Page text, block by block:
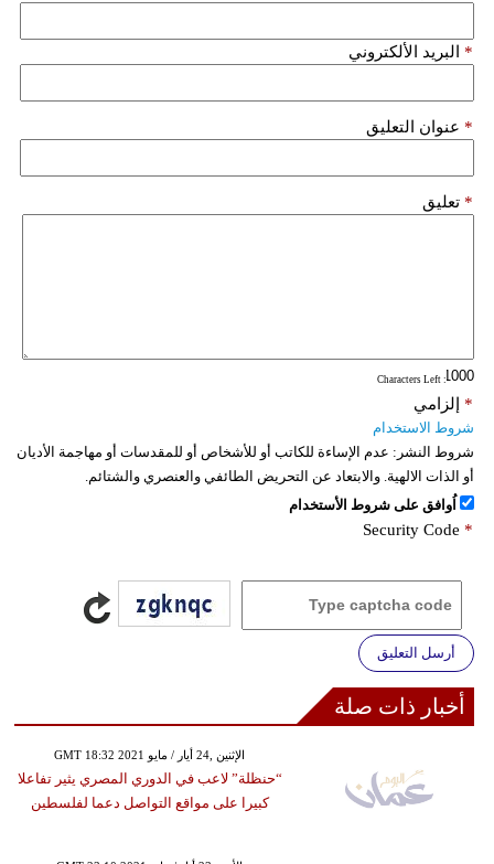
البريد الألكتروني *
عنوان التعليق *
تعليق *
: Characters Left
إلزامي *
شروط الاستخدام
شروط النشر: عدم الإساءة للكاتب أو للأشخاص أو للمقدسات أو مهاجمة الأديان
أو الذات الالهية. والابتعاد عن التحريض الطائفي والعنصري والشتائم.
اُوافق على شروط الأستخدام
Security Code *
أرسل التعليق
أخبار ذات صلة
GMT 18:32 2021 الإثنين ,24 أيار / مايو
“حنظلة” لاعب في الدوري المصري يثير تفاعلا
كبيرا على مواقع التواصل دعما لفلسطين